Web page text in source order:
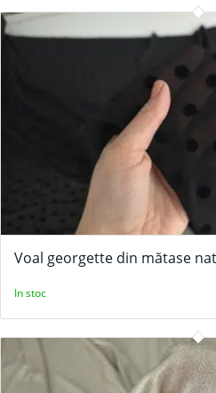
Voal georgette din mătase
In stoc